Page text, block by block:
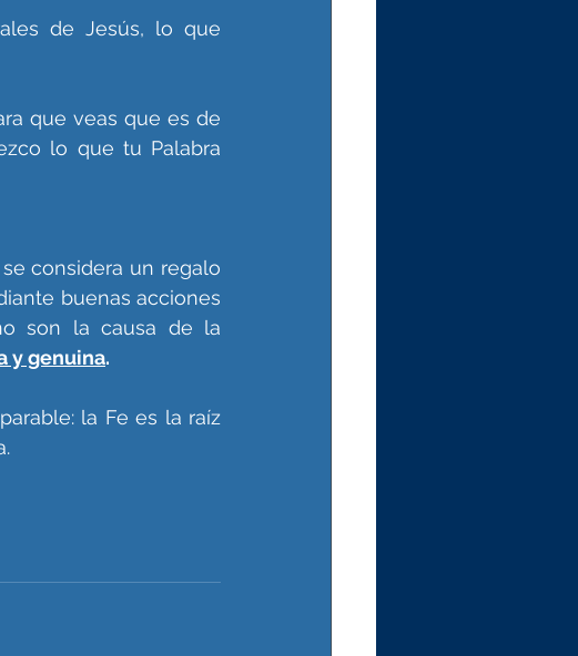
de Jesús, lo que
que veas que es de
lo que tu Palabra
considera un regalo
buenas acciones
son la causa de la
y genuina.
la Fe es la raíz